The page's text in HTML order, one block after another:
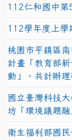
112仁和國中第
112學年度上
桃園市平鎮區
計畫「教育部
動」，共計辦
國立臺灣科技
坊「環境議題融
衛生福利部國